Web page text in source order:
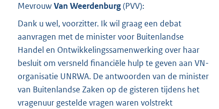
MevrouwVan Weerdenburg(PVV):
Dank u wel, voorzitter. Ik wil graag een debat
aanvragen met de minister voor Buitenlandse
Handel en Ontwikkelingssamenwerking over haar
besluit om versneld financiële hulp te geven aan VN-
organisatie UNRWA. De antwoorden van de minister
van Buitenlandse Zaken op de gisteren tijdens het
vragenuur gestelde vragen waren volstrekt